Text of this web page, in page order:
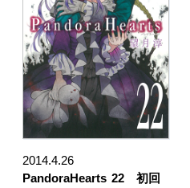
2014.4.26
PandoraHearts 22 初回